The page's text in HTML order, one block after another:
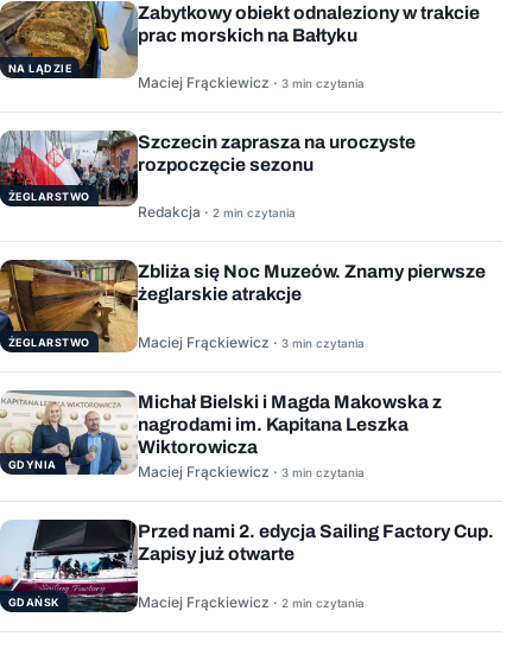
NA LĄDZIE
Zabytkowy obiekt odnaleziony w trakcie
prac morskich na Bałtyku
Maciej Frąckiewicz · 3 min czytania
ŻEGLARSTWO
Szczecin zaprasza na uroczyste
rozpoczęcie sezonu
Redakcja · 2 min czytania
ŻEGLARSTWO
Zbliża się Noc Muzeów. Znamy pierwsze
żeglarskie atrakcje
Maciej Frąckiewicz · 3 min czytania
GDYNIA
Michał Bielski i Magda Makowska z
nagrodami im. Kapitana Leszka
Wiktorowicza
Maciej Frąckiewicz · 3 min czytania
GDAŃSK
Przed nami 2. edycja Sailing Factory Cup.
Zapisy już otwarte
Maciej Frąckiewicz · 2 min czytania